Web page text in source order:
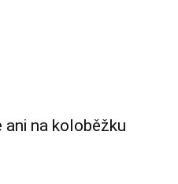
ani na koloběžku